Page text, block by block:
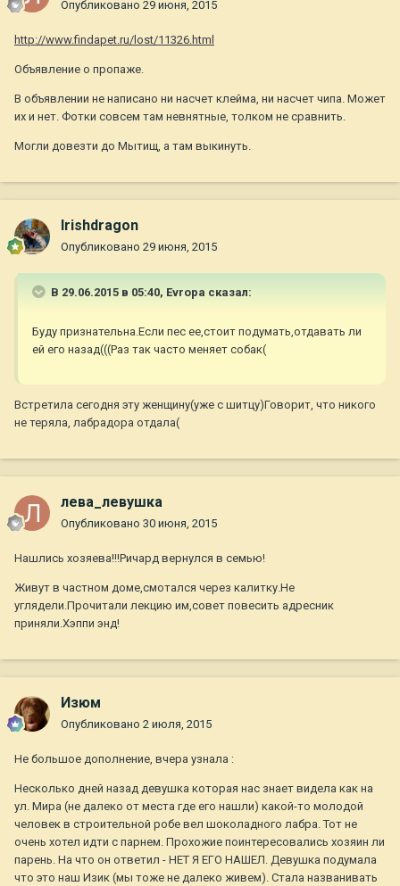
Опубликовано 29 июня, 2015
http://www.findapet.ru/lost/11326.html
Объявление о пропаже.
В объявлении не написано ни насчет клейма, ни насчет чипа. Может
их и нет. Фотки совсем там невнятные, толком не сравнить.
Могли довезти до Мытищ, а там выкинуть.
Irishdragon
Опубликовано 29 июня, 2015
В 29.06.2015 в 05:40, Evropa сказал:
Буду признательна.Если пес ее,стоит подумать,отдавать ли
ей его назад(((Раз так часто меняет собак(
Встретила сегодня эту женщину(уже с шитцу)Говорит, что никого
не теряла, лабрадора отдала(
лева_левушка
Опубликовано 30 июня, 2015
Нашлись хозяева!!!Ричард вернулся в семью!
Живут в частном доме,смотался через калитку.Не
углядели.Прочитали лекцию им,совет повесить адресник
приняли.Хэппи энд!
Изюм
Опубликовано 2 июля, 2015
Не большое дополнение, вчера узнала :
Несколько дней назад девушка которая нас знает видела как на
ул. Мира (не далеко от места где его нашли) какой-то молодой
человек в строительной робе вел шоколадного лабра. Тот не
очень хотел идти с парнем. Прохожие поинтересовались хозяин ли
парень. На что он ответил - НЕТ Я ЕГО НАШЕЛ. Девушка подумала
что это наш Изик (мы тоже не далеко живем). Стала названивать